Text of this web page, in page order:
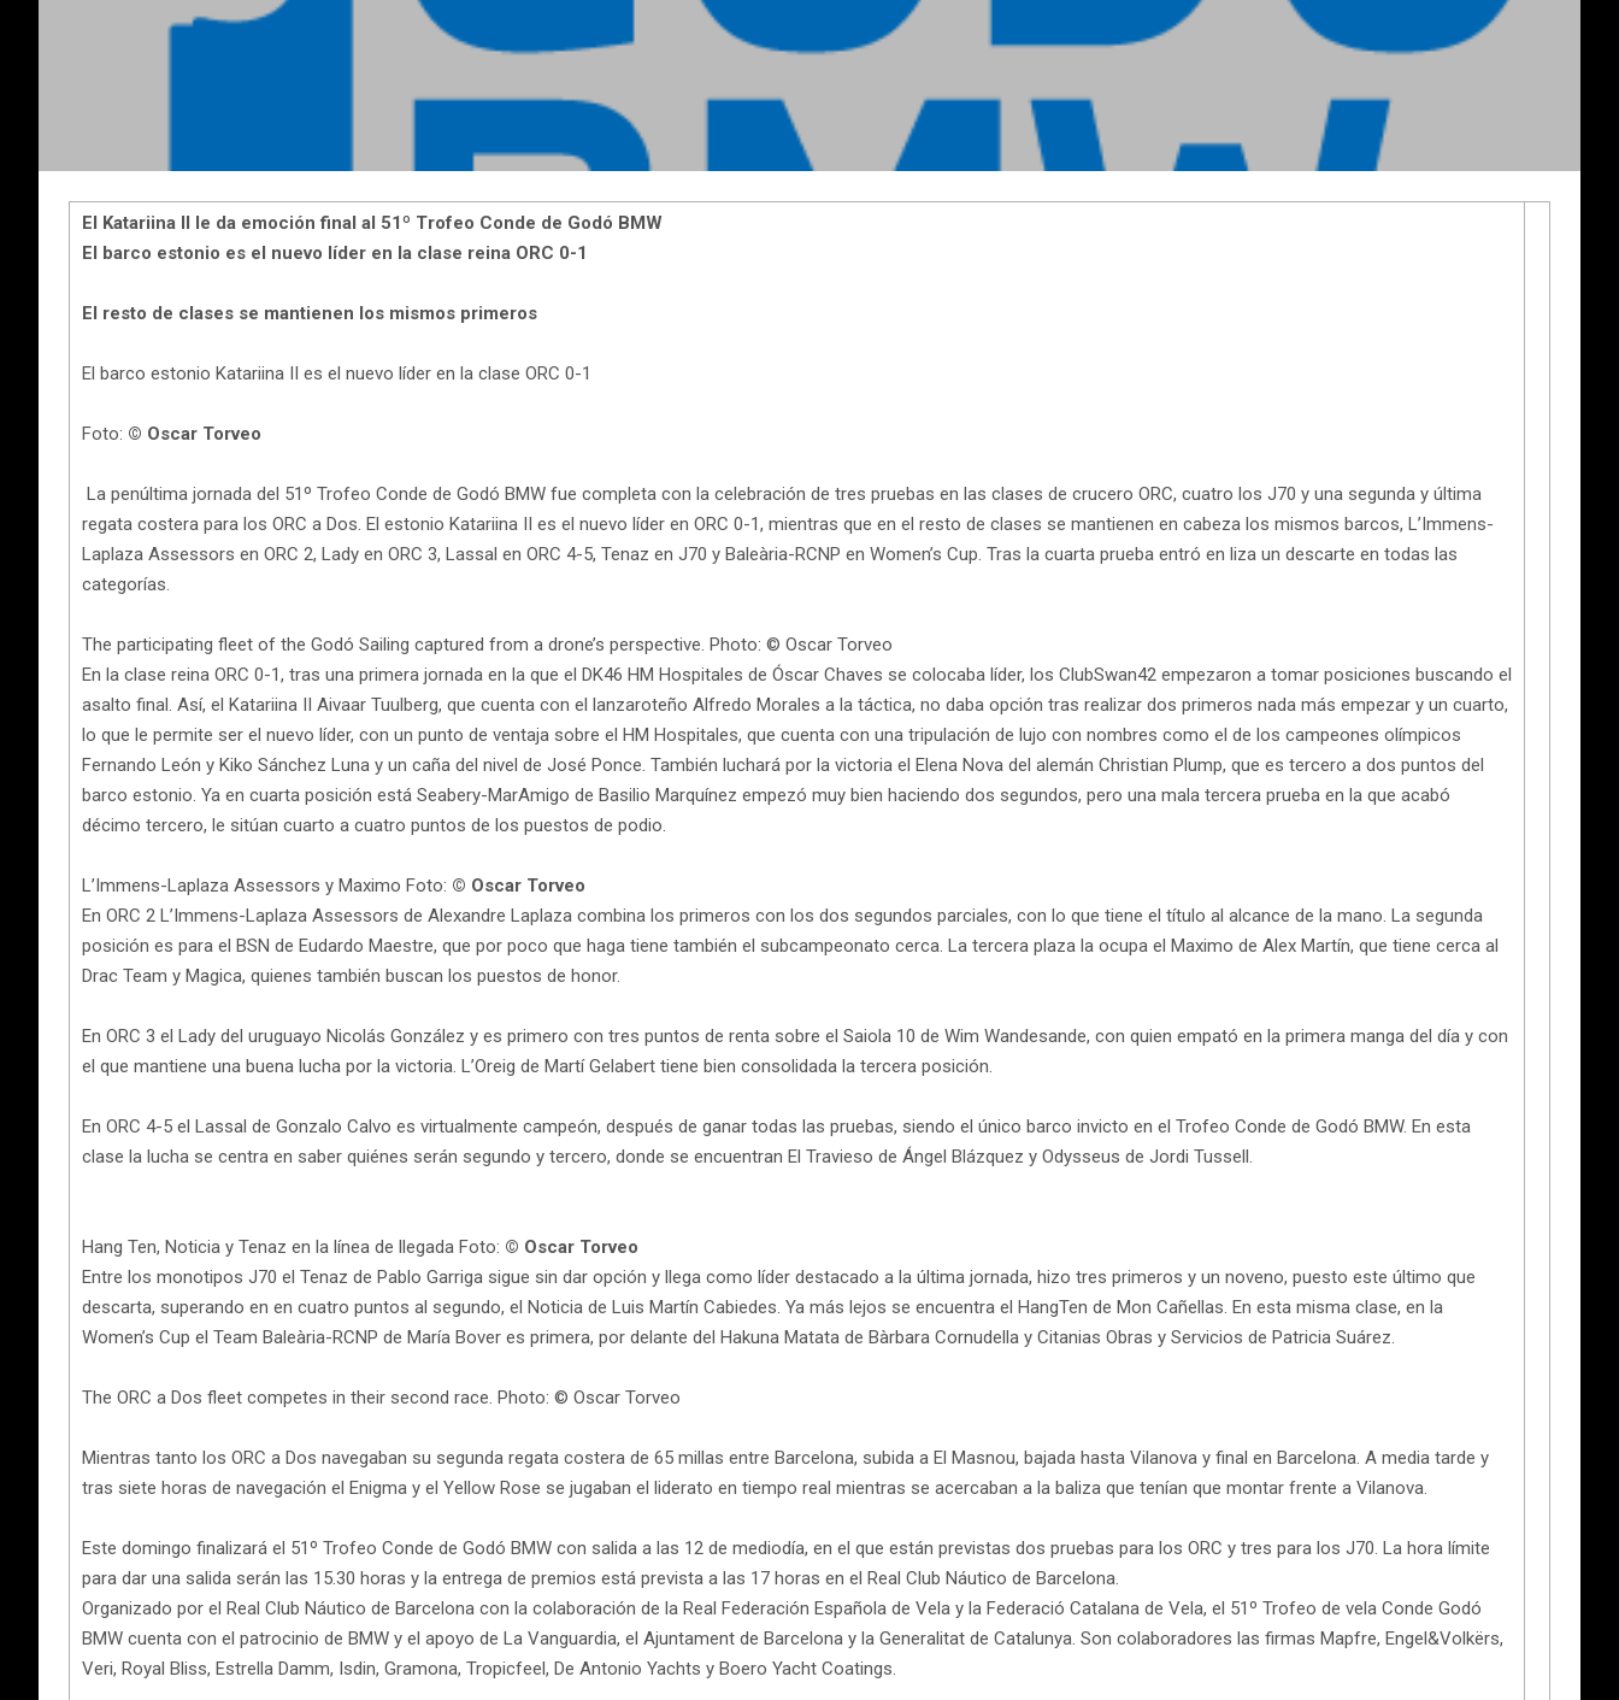
El Katariina II le da emoción final al 51º Trofeo Conde de Godó BMW
El barco estonio es el nuevo líder en la clase reina ORC 0-1
El resto de clases se mantienen los mismos primeros
El barco estonio Katariina II es el nuevo líder en la clase ORC 0-1
Foto: © Oscar Torveo
La penúltima jornada del 51º Trofeo Conde de Godó BMW fue completa con la celebración de tres pruebas en las clases de crucero ORC, cuatro los J70 y una segunda y última
regata costera para los ORC a Dos. El estonio Katariina II es el nuevo líder en ORC 0-1, mientras que en el resto de clases se mantienen en cabeza los mismos barcos, L’Immens-
Laplaza Assessors en ORC 2, Lady en ORC 3, Lassal en ORC 4-5, Tenaz en J70 y Baleària-RCNP en Women’s Cup. Tras la cuarta prueba entró en liza un descarte en todas las
categorías.
The participating fleet of the Godó Sailing captured from a drone’s perspective. Photo: © Oscar Torveo
En la clase reina ORC 0-1, tras una primera jornada en la que el DK46 HM Hospitales de Óscar Chaves se colocaba líder, los ClubSwan42 empezaron a tomar posiciones buscando el
asalto final. Así, el Katariina II Aivaar Tuulberg, que cuenta con el lanzaroteño Alfredo Morales a la táctica, no daba opción tras realizar dos primeros nada más empezar y un cuarto,
lo que le permite ser el nuevo líder, con un punto de ventaja sobre el HM Hospitales, que cuenta con una tripulación de lujo con nombres como el de los campeones olímpicos
Fernando León y Kiko Sánchez Luna y un caña del nivel de José Ponce. También luchará por la victoria el Elena Nova del alemán Christian Plump, que es tercero a dos puntos del
barco estonio. Ya en cuarta posición está Seabery-MarAmigo de Basilio Marquínez empezó muy bien haciendo dos segundos, pero una mala tercera prueba en la que acabó
décimo tercero, le sitúan cuarto a cuatro puntos de los puestos de podio.
L’Immens-Laplaza Assessors y Maximo Foto: © Oscar Torveo
En ORC 2 L’Immens-Laplaza Assessors de Alexandre Laplaza combina los primeros con los dos segundos parciales, con lo que tiene el título al alcance de la mano. La segunda
posición es para el BSN de Eudardo Maestre, que por poco que haga tiene también el subcampeonato cerca. La tercera plaza la ocupa el Maximo de Alex Martín, que tiene cerca al
Drac Team y Magica, quienes también buscan los puestos de honor.
En ORC 3 el Lady del uruguayo Nicolás González y es primero con tres puntos de renta sobre el Saiola 10 de Wim Wandesande, con quien empató en la primera manga del día y con
el que mantiene una buena lucha por la victoria. L’Oreig de Martí Gelabert tiene bien consolidada la tercera posición.
En ORC 4-5 el Lassal de Gonzalo Calvo es virtualmente campeón, después de ganar todas las pruebas, siendo el único barco invicto en el Trofeo Conde de Godó BMW. En esta
clase la lucha se centra en saber quiénes serán segundo y tercero, donde se encuentran El Travieso de Ángel Blázquez y Odysseus de Jordi Tussell.
Hang Ten, Noticia y Tenaz en la línea de llegada Foto: © Oscar Torveo
Entre los monotipos J70 el Tenaz de Pablo Garriga sigue sin dar opción y llega como líder destacado a la última jornada, hizo tres primeros y un noveno, puesto este último que
descarta, superando en en cuatro puntos al segundo, el Noticia de Luis Martín Cabiedes. Ya más lejos se encuentra el HangTen de Mon Cañellas. En esta misma clase, en la
Women’s Cup el Team Baleària-RCNP de María Bover es primera, por delante del Hakuna Matata de Bàrbara Cornudella y Citanias Obras y Servicios de Patricia Suárez.
The ORC a Dos fleet competes in their second race. Photo: © Oscar Torveo
Mientras tanto los ORC a Dos navegaban su segunda regata costera de 65 millas entre Barcelona, subida a El Masnou, bajada hasta Vilanova y final en Barcelona. A media tarde y
tras siete horas de navegación el Enigma y el Yellow Rose se jugaban el liderato en tiempo real mientras se acercaban a la baliza que tenían que montar frente a Vilanova.
Este domingo finalizará el 51º Trofeo Conde de Godó BMW con salida a las 12 de mediodía, en el que están previstas dos pruebas para los ORC y tres para los J70. La hora límite
para dar una salida serán las 15.30 horas y la entrega de premios está prevista a las 17 horas en el Real Club Náutico de Barcelona.
Organizado por el Real Club Náutico de Barcelona con la colaboración de la Real Federación Española de Vela y la Federació Catalana de Vela, el 51º Trofeo de vela Conde Godó
BMW cuenta con el patrocinio de BMW y el apoyo de La Vanguardia, el Ajuntament de Barcelona y la Generalitat de Catalunya. Son colaboradores las firmas Mapfre, Engel&Volkërs,
Veri, Royal Bliss, Estrella Damm, Isdin, Gramona, Tropicfeel, De Antonio Yachts y Boero Yacht Coatings.